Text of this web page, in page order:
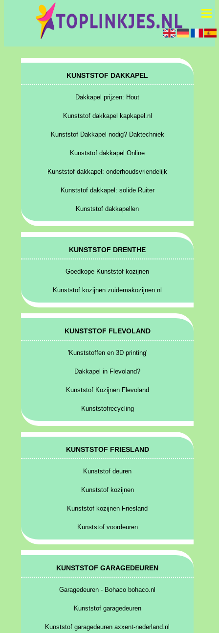
KUNSTSTOF DAKKAPEL
Dakkapel prijzen: Hout
Kunststof dakkapel kapkapel.nl
Kunststof Dakkapel nodig? Daktechniek
Kunststof dakkapel Online
Kunststof dakkapel: onderhoudsvriendelijk
Kunststof dakkapel: solide Ruiter
Kunststof dakkapellen
KUNSTSTOF DRENTHE
Goedkope Kunststof kozijnen
Kunststof kozijnen zuidemakozijnen.nl
KUNSTSTOF FLEVOLAND
'Kunststoffen en 3D printing'
Dakkapel in Flevoland?
Kunststof Kozijnen Flevoland
Kunststofrecycling
KUNSTSTOF FRIESLAND
Kunststof deuren
Kunststof kozijnen
Kunststof kozijnen Friesland
Kunststof voordeuren
KUNSTSTOF GARAGEDEUREN
Garagedeuren - Bohaco bohaco.nl
Kunststof garagedeuren
Kunststof garagedeuren axxent-nederland.nl